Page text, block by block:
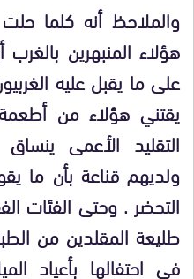
والملاحظ أنه كلما حلت
هؤلاء المنبهرين بالغرب
على ما يقبل عليه
يقتني هؤلاء من
التقليد الأعمى ينساق
ولديهم قناعة بأن ما
التحضر . وحتى الفئات
طليعة المقلدين من
في احتفالها بأعياد